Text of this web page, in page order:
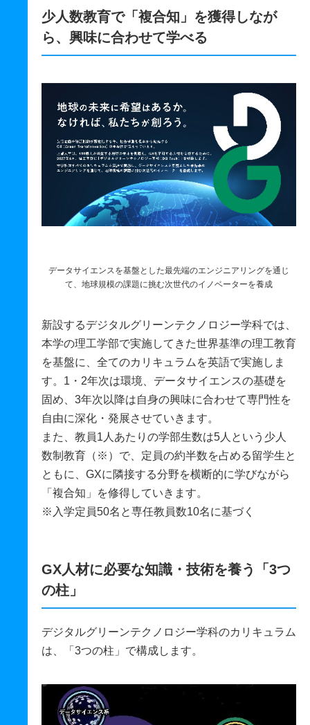
少人数教育で「複合知」を獲得しなが
ら、興味に合わせて学べる
データサイエンスを基盤とした最先端のエンジニアリングを通じ
て、地球規模の課題に挑む次世代のイノベーターを養成
新設するデジタルグリーンテクノロジー学科では、
本学の理工学部で実施してきた世界基準の理工教育
を基盤に、全てのカリキュラムを英語で実施しま
す。1・2年次は環境、データサイエンスの基礎を
固め、3年次以降は自身の興味に合わせて専門性を
自由に深化・発展させていきます。
また、教員1人あたりの学部生数は5人という少人
数制教育（※）で、定員の約半数を占める留学生と
ともに、GXに隣接する分野を横断的に学びながら
「複合知」を修得していきます。
※入学定員50名と専任教員数10名に基づく
GX人材に必要な知識・技術を養う「3つ
の柱」
デジタルグリーンテクノロジー学科のカリキュラム
は、「3つの柱」で構成します。